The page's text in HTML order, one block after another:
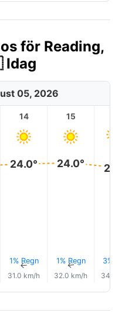
för Reading,
05, 2026
14
24.0°
1% Regn
↑
31.0 km/h
15
24.0°
1% Regn
↑
32.0 km/h
3%
34.0